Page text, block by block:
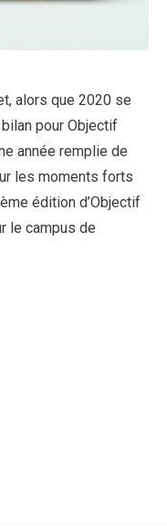
alors que 2020 se
pour Objectif
année remplie de
les moments forts
édition d’Objectif
le campus de